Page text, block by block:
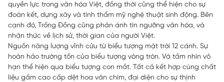
quyền lực trong văn hóa Việt, đồng thời cũng thể hiện cho sự
đoàn kết, dựng xây và tính thẩm mỹ nghệ thuật sinh động. Bên
cạnh đó, Trống Đồng cũng phản ánh tín ngưỡng văn hóa, và
nhận thức về lịch sử, thời gian của người Việt.
Nguồn năng lượng vĩnh cửu từ biểu tượng mặt trời 12 cánh. Sự
hoàn hảo trường tồn của biểu tượng vòng tròn. Và tầm nhìn vô
hạn thể hiện qua biểu tượng con mắt. Tất cả kết hợp cùng chất
liệu gấm cao cấp dệt hoa văn chìm, đại diện cho sự thịnh